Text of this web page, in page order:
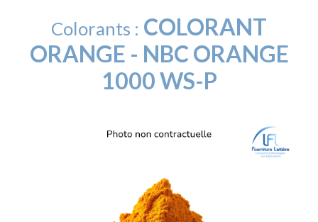
Colorants : COLORANT
ORANGE - NBC ORANGE
1000 WS-P